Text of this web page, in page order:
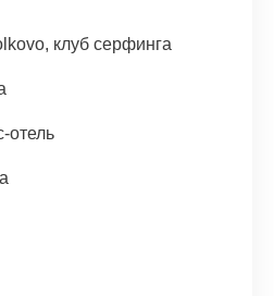
клуб серфинга
отель